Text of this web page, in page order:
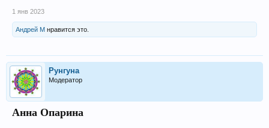
1 янв 2023
Андрей М нравится это.
Рунгуна
Модератор
Анна Опарина